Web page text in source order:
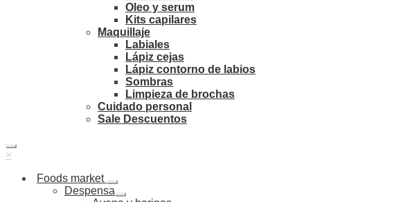
Oleo y serum
Kits capilares
Maquillaje
Labiales
Lápiz cejas
Lápiz contorno de labios
Sombras
Limpieza de brochas
Cuidado personal
Sale Descuentos
×
Foods market
Despensa